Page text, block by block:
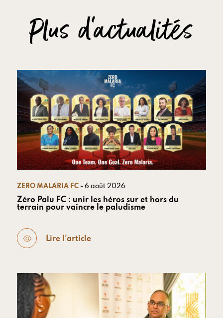
Plus d'actualités
ZERO MALARIA FC - 6 août 2026
Zéro Palu FC : unir les héros sur et hors du
terrain pour vaincre le paludisme
Lire l'article